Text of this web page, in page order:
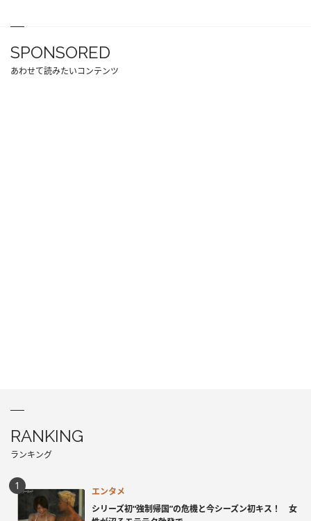
SPONSORED
あわせて読みたいコンテンツ
RANKING
ランキング
エンタメ
シリーズ初“強制帰国”の危機と今シーズン初キス！ 女